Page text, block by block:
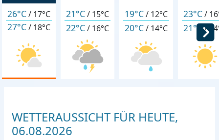
26°C/ 17°C
27°C/ 18°C
21°C/ 15°C
22°C/ 16°C
19°C/ 12°C
20°C/ 14°C
23°C/
21°C /
WETTERAUSSICHT FÜR HEUTE,
06.08.2026